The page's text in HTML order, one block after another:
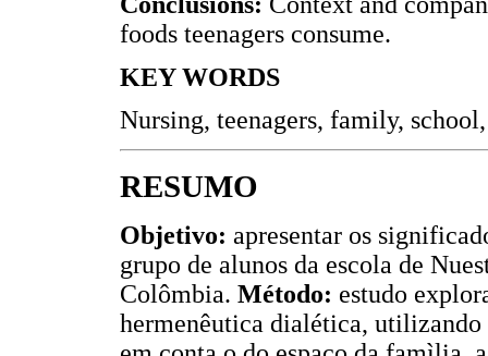
foods teenagers consume.
KEY WORDS
Nursing, teenagers, family,
RESUMO
Objetivo: apresentar os
grupo de alunos da escola de
Colômbia. Método: estudo
hermenêutica dialética, utilizando